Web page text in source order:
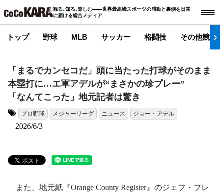
観る､知る､楽しむ――世界最高峰スポーツの感動と裏側を日常
に届ける総合メディア
トップ 野球 MLB サッカー 格闘技 その他競技
「まるでカンセコだ」頭に当たった打球がそのまま
本塁打に…エ軍アデルが“まさかの珍プレー”
「なんてこった」地元記者は驚き
プロ野球 メジャーリーグ ニュース ジョー・アデル
2026/6/3
また、地元紙『Orange County Register』のジェフ・フレ